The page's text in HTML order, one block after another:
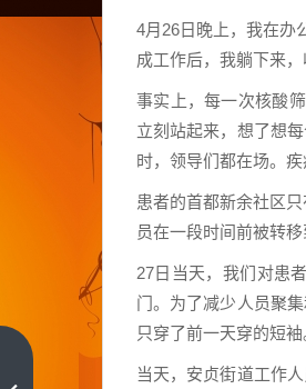
4月26日晚上，我在办
成工作后，我躺下来
事实上，每一次核酸
立刻站起来，想了想
时，领导们都在场。
患者的首都新余社区
员在一段时间前被转
27日当天，我们对患
门。为了减少人员聚
只穿了前一天穿的短袖
当天，安贞街道工作